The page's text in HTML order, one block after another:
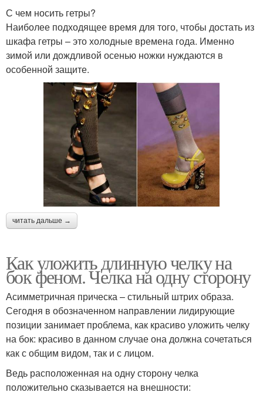
С чем носить гетры?
Наиболее подходящее время для того, чтобы достать из
шкафа гетры – это холодные времена года. Именно
зимой или дождливой осенью ножки нуждаются в
особенной защите.
читать дальше →
Как уложить длинную челку на
бок феном. Челка на одну сторону
Асимметричная прическа – стильный штрих образа.
Сегодня в обозначенном направлении лидирующие
позиции занимает проблема, как красиво уложить челку
на бок: красиво в данном случае она должна сочетаться
как с общим видом, так и с лицом.
Ведь расположенная на одну сторону челка
положительно сказывается на внешности: